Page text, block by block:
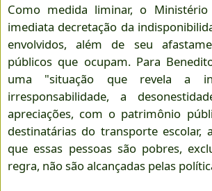
Como medida liminar, o
imediata decretação da
envolvidos, além de seu
públicos que ocupam. Para
uma "situação que revela a
irresponsabilidade, a
apreciações, com o patrimônio
destinatárias do transporte escolar,
que essas pessoas são pobres,
regra, não são alcançadas pelas